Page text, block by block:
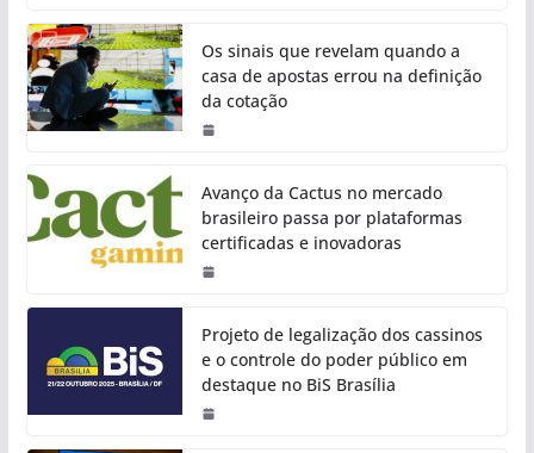
Os sinais que revelam quando a
casa de apostas errou na definição
da cotação
Avanço da Cactus no mercado
brasileiro passa por plataformas
certificadas e inovadoras
Projeto de legalização dos cassinos
e o controle do poder público em
destaque no BiS Brasília